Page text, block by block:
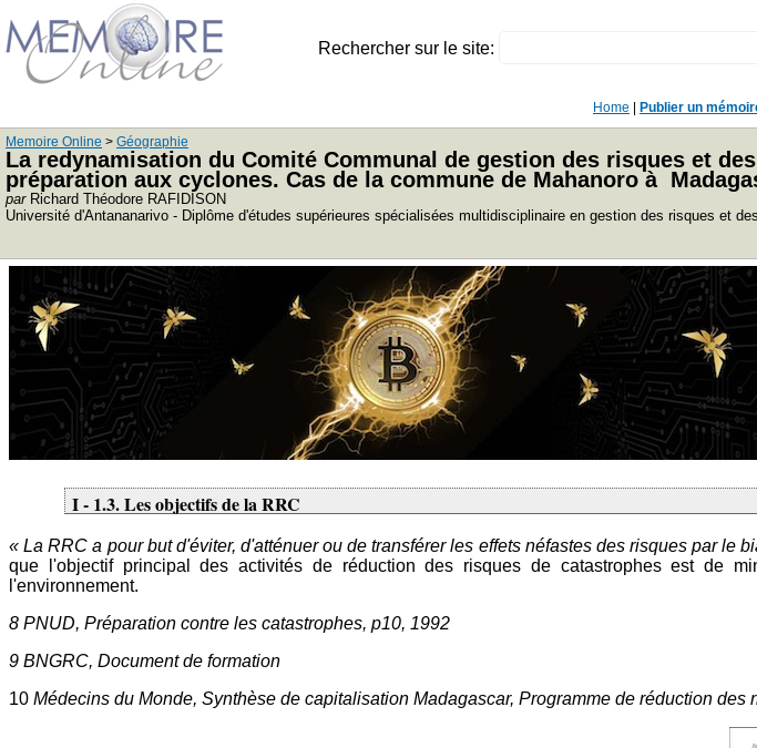
Rechercher sur le site:
Home Publier un
Memoire Online > Géographie
La redynamisation du Comité Communal de gestion des risques et
préparation aux cyclones. Cas de la commune de Mahanoro à
parRichard Théodore RAFIDISON
Université d'Antananarivo - Diplôme d'études supérieures spécialisées multidisciplinaire en gestion des risques et
I - 1.3. Les objectifs de la RRC
« La RRC a pour but d'éviter, d'atténuer ou de transférer les effets néfastes des risques par le
que l'objectif principal des activités de réduction des risques de catastrophes est de
l'environnement.
8 PNUD, Préparation contre les catastrophes, p10, 1992
9 BNGRC, Document de formation
10 Médecins du Monde, Synthèse de capitalisation Madagascar, Programme de réduction des